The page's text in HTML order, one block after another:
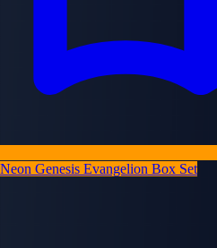
Neon Genesis Evangelion Box Set